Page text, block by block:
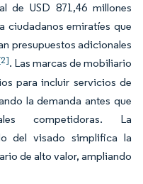
de USD 871,46 millones
ciudadanos emiratíes que
presupuestos adicionales
. Las marcas de mobiliario
para incluir servicios de
la demanda antes que
competidoras. La
del visado simplifica la
de alto valor, ampliando